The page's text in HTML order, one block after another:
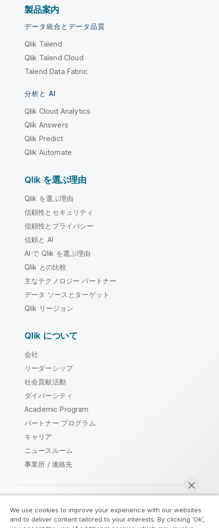
製品案内
データ統合とデータ品質
Qlik Talend
Qlik Talend Cloud
Talend Data Fabric
分析と AI
Qlik Cloud Analytics
Qlik Answers
Qlik Predict
Qlik Automate
Qlik を選ぶ理由
Qlik を選ぶ理由
信頼性とセキュリティ
信頼性とプライバシー
信頼と AI
AI で Qlik を選ぶ理由
Qlik との比較
主なテクノロジー パートナー
データ ソースとターゲット
Qlik リージョン
Qlik について
会社
リーダーシップ
社会貢献活動
ダイバーシティ
Academic Program
パートナー プログラム
キャリア
ニュースルーム
事業所 / 連絡先
Qlik コミュニティ
We use cookies to improve your experience with our websites
and to deliver content tailored to your interests. By clicking ‘Ok’,